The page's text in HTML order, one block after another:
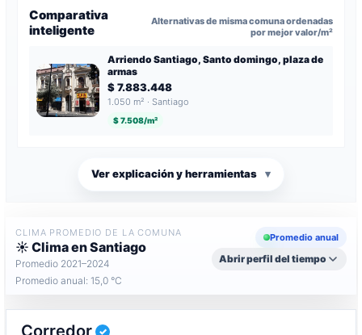
Comparativa
inteligente
Alternativas de misma comuna ordenadas
por mejor valor/m²
Arriendo Santiago, Santo domingo, plaza de
armas
$ 7.883.448
1.050 m² · Santiago
$ 7.508/m²
Ver explicación y herramientas ▾
CLIMA PROMEDIO DE LA COMUNA
☀️ Clima en Santiago
Promedio 2021–2024
Promedio anual: 15,0 °C
Promedio anual
Abrir perfil del tiempo
Corredor